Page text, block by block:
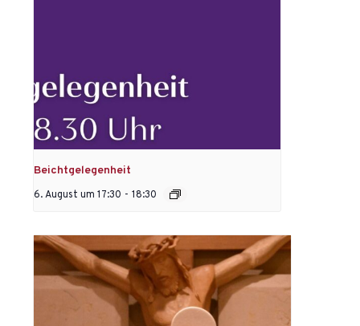
Beichtgelegenheit
6. August um 17:30 - 18:30